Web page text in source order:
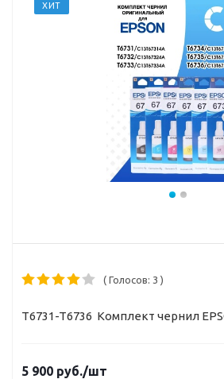
ХИТ
( Голосов: 3 )
T6731-T6736 Комплект чернил
5 900 руб./шт